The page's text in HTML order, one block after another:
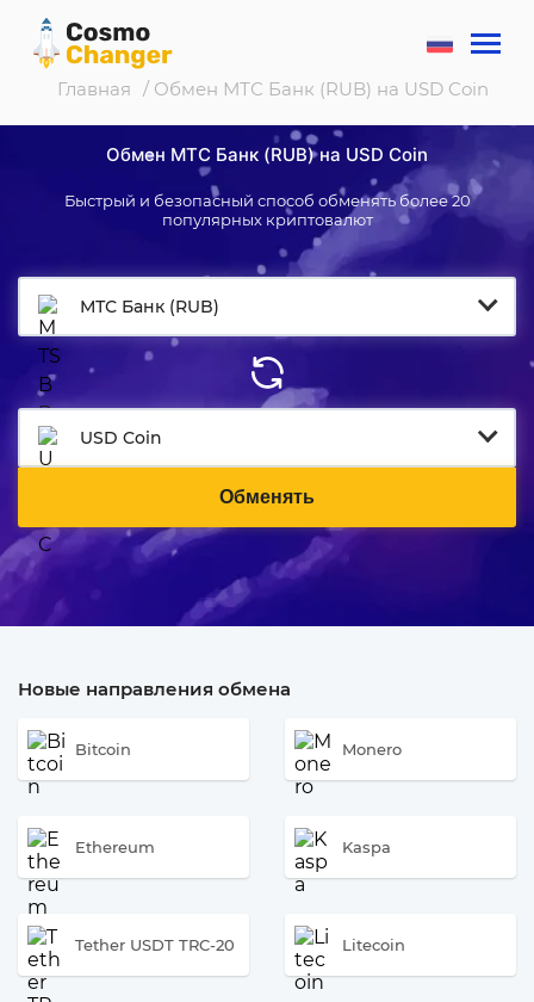
Главная / Обмен МТС Банк (RUB) на USD Coin
Обмен МТС Банк (RUB) на USD Coin
Быстрый и безопасный способ обменять более 20
популярных криптовалют
МТС Банк (RUB)
USD Coin
Обменять
Новые направления обмена
Bitcoin Monero
Ethereum Kaspa
Tether USDT TRC-20 Litecoin